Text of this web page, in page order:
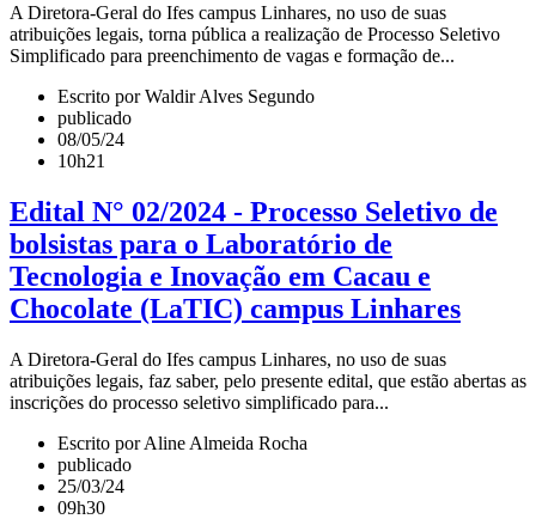
A Diretora-Geral do Ifes campus Linhares, no uso de suas
atribuições legais, torna pública a realização de Processo Seletivo
Simplificado para preenchimento de vagas e formação de...
Escrito por Waldir Alves Segundo
publicado
08/05/24
10h21
Edital N° 02/2024 - Processo Seletivo de
bolsistas para o Laboratório de
Tecnologia e Inovação em Cacau e
Chocolate (LaTIC) campus Linhares
A Diretora-Geral do Ifes campus Linhares, no uso de suas
atribuições legais, faz saber, pelo presente edital, que estão abertas as
inscrições do processo seletivo simplificado para...
Escrito por Aline Almeida Rocha
publicado
25/03/24
09h30